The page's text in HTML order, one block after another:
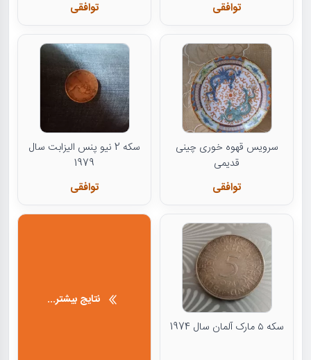
توافقی توافقی
سرویس قهوه خوری چینی
قدیمی
توافقی
سکه 2 نیو پنس الیزابت سال
1979
توافقی
سکه ۵ مارک آلمان سال 1974
نتایج بیشتر...